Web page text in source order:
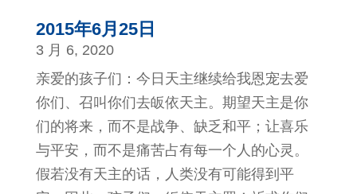
2015年6月25日
3 月 6, 2020
亲爱的孩子们：今日天主继续给我恩宠去爱
你们、召叫你们去皈依天主。期望天主是你
们的将来，而不是战争、缺乏和平；让喜乐
与平安，而不是痛苦占有每一个人的心灵。
假若没有天主的话，人类没有可能得到平